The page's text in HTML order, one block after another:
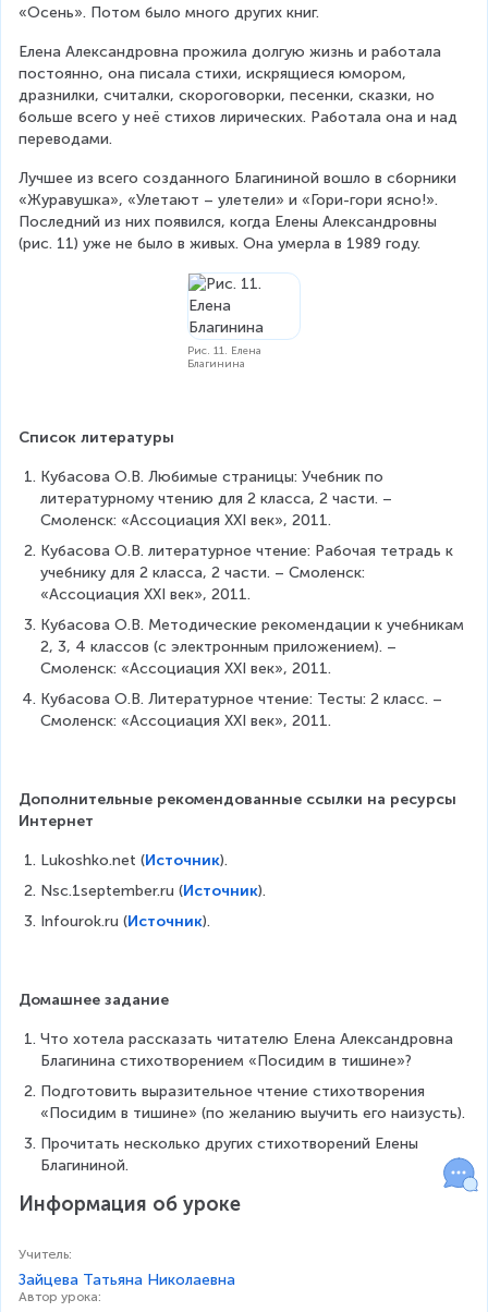
«Осень». Потом было много других книг.
Елена Александровна прожила долгую жизнь и работала
постоянно, она писала стихи, искрящиеся юмором,
дразнилки, считалки, скороговорки, песенки, сказки, но
больше всего у неё стихов лирических. Работала она и над
переводами.
Лучшее из всего созданного Благининой вошло в сборники
«Журавушка», «Улетают – улетели» и «Гори-гори ясно!».
Последний из них появился, когда Елены Александровны
(рис. 11) уже не было в живых. Она умерла в 1989 году.
Рис. 11. Елена
Благинина
Список литературы
Кубасова О.В. Любимые страницы: Учебник по
литературному чтению для 2 класса, 2 части. –
Смоленск: «Ассоциация ХХI век», 2011.
Кубасова О.В. литературное чтение: Рабочая тетрадь к
учебнику для 2 класса, 2 части. – Смоленск:
«Ассоциация ХХI век», 2011.
Кубасова О.В. Методические рекомендации к учебникам
2, 3, 4 классов (с электронным приложением). –
Смоленск: «Ассоциация ХХI век», 2011.
Кубасова О.В. Литературное чтение: Тесты: 2 класс. –
Смоленск: «Ассоциация ХХI век», 2011.
Дополнительные рекомендованные ссылки на ресурсы
Интернет
Lukoshko.net (Источник).
Nsc.1september.ru (Источник).
Infourok.ru (Источник).
Домашнее задание
Что хотела рассказать читателю Елена Александровна
Благинина стихотворением «Посидим в тишине»?
Подготовить выразительное чтение стихотворения
«Посидим в тишине» (по желанию выучить его наизусть).
Прочитать несколько других стихотворений Елены
Благининой.
Информация об уроке
Учитель:
Зайцева Татьяна Николаевна
Автор урока: